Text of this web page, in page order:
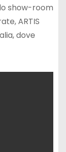
show-room
ARTIS
dove